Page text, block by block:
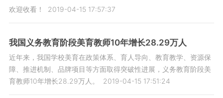
欢迎收看！ 2019-04-15 17:57:37
我国义务教育阶段美育教师10年增长28.29万人
近年来，我国学校美育在政策体系、育人导向、教育教学、资源保
障、推进机制、品牌项目等方面取得突破性进展，义务教育阶段美
育教师10年增长28.29万人。
2019-04-15 17:51:24